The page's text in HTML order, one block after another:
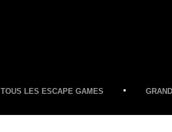
TOUS LES ESCAPE GAMES